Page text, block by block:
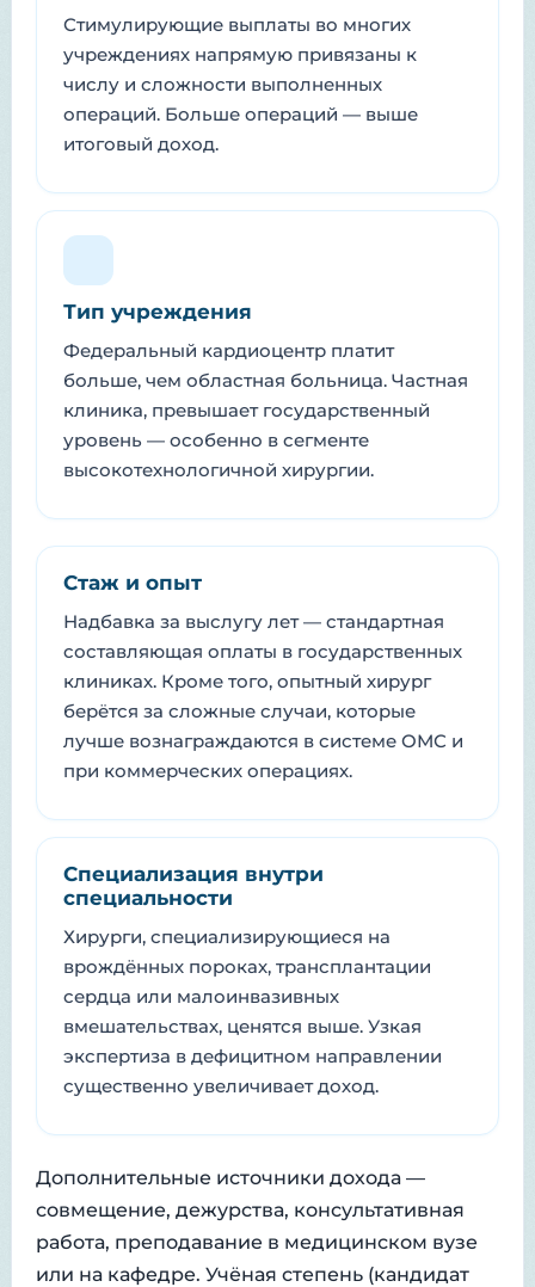
Стимулирующие выплаты во многих
учреждениях напрямую привязаны к
числу и сложности выполненных
операций. Больше операций — выше
итоговый доход.
Тип учреждения
Федеральный кардиоцентр платит
больше, чем областная больница. Частная
клиника, превышает государственный
уровень — особенно в сегменте
высокотехнологичной хирургии.
Стаж и опыт
Надбавка за выслугу лет — стандартная
составляющая оплаты в государственных
клиниках. Кроме того, опытный хирург
берётся за сложные случаи, которые
лучше вознаграждаются в системе ОМС и
при коммерческих операциях.
Специализация внутри
специальности
Хирурги, специализирующиеся на
врождённых пороках, трансплантации
сердца или малоинвазивных
вмешательствах, ценятся выше. Узкая
экспертиза в дефицитном направлении
существенно увеличивает доход.
Дополнительные источники дохода —
совмещение, дежурства, консультативная
работа, преподавание в медицинском вузе
или на кафедре. Учёная степень (кандидат